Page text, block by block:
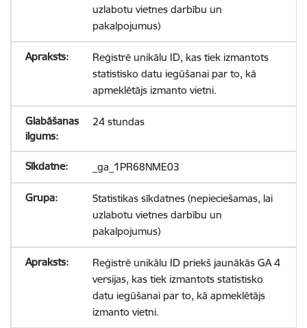
uzlabotu vietnes darbību un
pakalpojumus)
Reģistrē unikālu ID, kas tiek izmantots
statistisko datu iegūšanai par to, kā
apmeklētājs izmanto vietni.
24 stundas
_ga_1PR68NME03
Statistikas sīkdatnes (nepieciešamas, lai
uzlabotu vietnes darbību un
pakalpojumus)
Reģistrē unikālu ID priekš jaunākās GA 4
versijas, kas tiek izmantots statistisko
datu iegūšanai par to, kā apmeklētājs
izmanto vietni.